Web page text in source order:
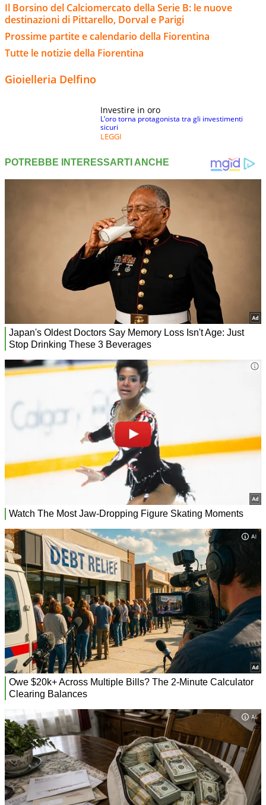
Il Borsino del Calciomercato della Serie B: le nuove
destinazioni di Pittarello, Dorval e Parigi
Prossime partite e calendario della Fiorentina
Tutte le notizie della Fiorentina
Gioielleria Delfino
Investire in oro
L’oro torna protagonista tra gli investimenti
sicuri
LEGGI